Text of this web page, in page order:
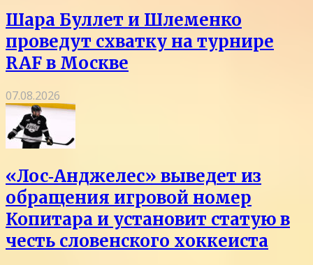
Шара Буллет и Шлеменко
проведут схватку на турнире
RAF в Москве
07.08.2026
«Лос‑Анджелес» выведет из
обращения игровой номер
Копитара и установит статую в
честь словенского хоккеиста